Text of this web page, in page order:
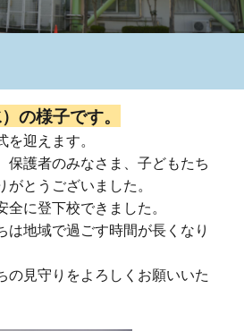
）の様子です。
迎えます。
保護者のみなさま、子どもたち
とうございました。
に登下校できました。
は地域で過ごす時間が長くなり
の見守りをよろしくお願いいた